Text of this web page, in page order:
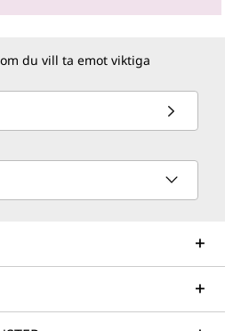
du vill ta emot viktiga